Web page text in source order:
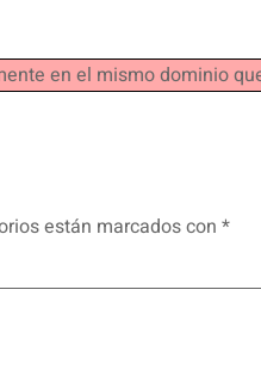
en el mismo dominio
están marcados con *